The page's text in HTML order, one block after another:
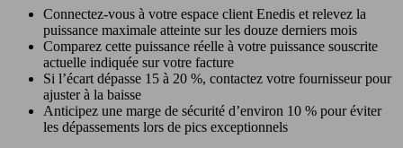
Connectez-vous à votre espace client Enedis et relevez la
puissance maximale atteinte sur les douze derniers mois
Comparez cette puissance réelle à votre puissance souscrite
actuelle indiquée sur votre facture
Si l’écart dépasse 15 à 20 %, contactez votre fournisseur pour
ajuster à la baisse
Anticipez une marge de sécurité d’environ 10 % pour éviter
les dépassements lors de pics exceptionnels